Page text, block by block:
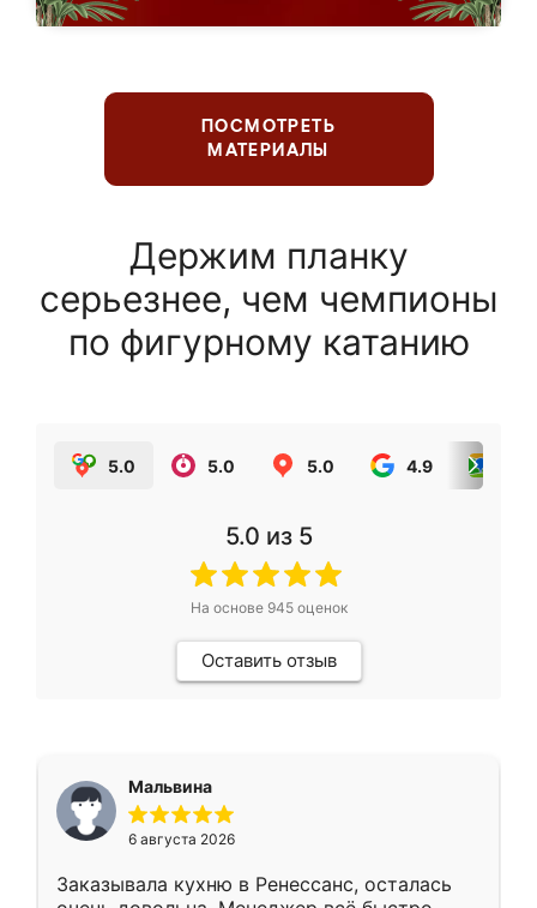
ПОСМОТРЕТЬ
МАТЕРИАЛЫ
Держим планку
серьезнее, чем чемпионы
по фигурному катанию
5.0 5.0 5.0 4.9
5.0 из 5
На основе 945оценок
Оставить отзыв
Мальвина
6 августа 2026
Заказывала кухню в Ренессанс, осталась